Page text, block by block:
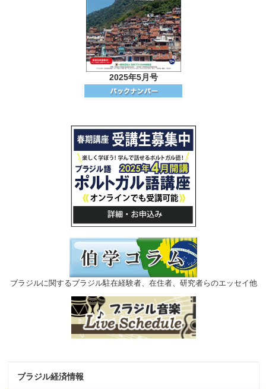
2025年5月号
ブラジルに関するブラジル駐在経験者、在住者、研究者らのエッセイ他
ブラジル経済情報